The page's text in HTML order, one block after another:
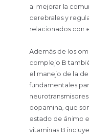
al mejorar la
cerebrales y
relacionados con
Además de los
complejo B
el manejo de la
fundamentales
dopamina, que
estado de ánimo
vitaminas B